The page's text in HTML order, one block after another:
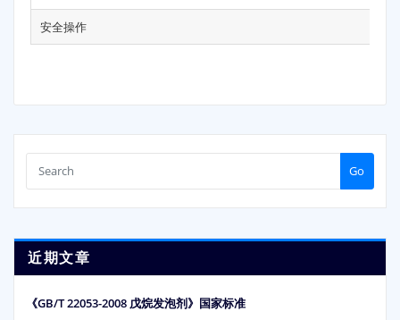
安全操作
Go
近期文章
《GB/T 22053-2008 戊烷发泡剂》国家标准